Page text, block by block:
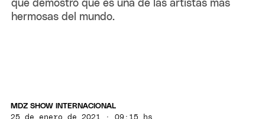
que demostró que es una de las artistas más
hermosas del mundo.
MDZ SHOW INTERNACIONAL